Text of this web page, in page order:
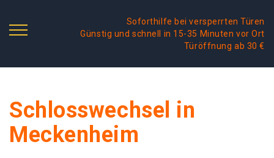
Soforthilfe bei versperrten Türen
Günstig und schnell in 15-35 Minuten vor Ort
Türöffnung ab 30 €
Schlosswechsel in
Meckenheim